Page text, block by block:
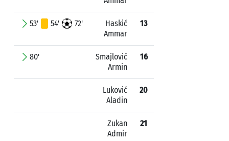
53' 54' 72'
Haskić
Ammar
13
80'
Smajlović
Armin
16
Luković
Aladin
20
Zukan
Admir
21